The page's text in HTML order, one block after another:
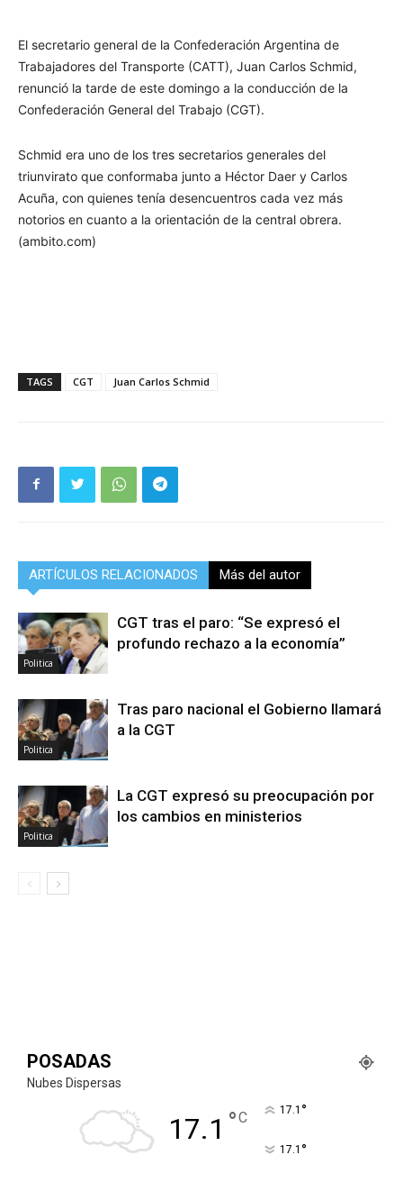
El secretario general de la Confederación Argentina de
Trabajadores del Transporte (CATT), Juan Carlos Schmid,
renunció la tarde de este domingo a la conducción de la
Confederación General del Trabajo (CGT).
Schmid era uno de los tres secretarios generales del
triunvirato que conformaba junto a Héctor Daer y Carlos
Acuña, con quienes tenía desencuentros cada vez más
notorios en cuanto a la orientación de la central obrera.
(ambito.com)
TAGS CGT Juan Carlos Schmid
ARTÍCULOS RELACIONADOS Más del autor
Politica
CGT tras el paro: “Se expresó el
profundo rechazo a la economía”
Politica
Tras paro nacional el Gobierno llamará
a la CGT
Politica
La CGT expresó su preocupación por
los cambios en ministerios
POSADAS
Nubes Dispersas
17.1 °C 17.1 °
17.1 °